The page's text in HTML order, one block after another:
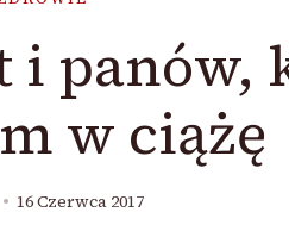
i
w ciążę
16 Czerwca 2017